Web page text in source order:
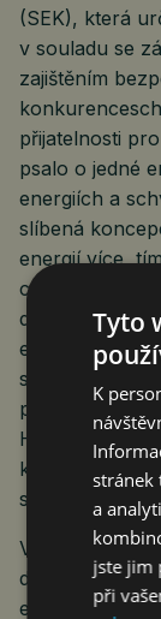
(SEK), která
v souladu se
zajištěním
přijatelnosti
psalo o jedné
energiích a
slíbená
energií více,
cílům. Uhelné
dva tři roky,
emisní
směru. To celé
přestanou být
Hospodářství z
sociální pomoci.
V koncepci se
dlouhodobě
elektřiny a
Tyto
K
stránek
a
jste jim
při